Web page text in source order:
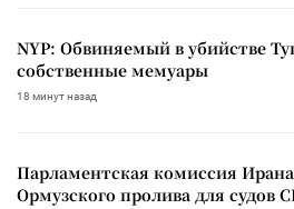
NYP: Обвиняемый в убийстве
собственные мемуары
18 минут назад
Парламентская комиссия
Ормузского пролива для судов